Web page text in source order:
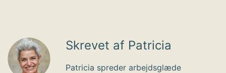
Skrevet af Patricia
Patricia spreder arbejdsglæde